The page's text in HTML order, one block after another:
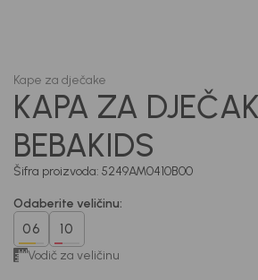
Kape za dječake
KAPA ZA
BEBAKIDS
Šifra proizvoda: 5249AM0410B00
Odaberite veličinu:
06 10
Vodič za veličinu